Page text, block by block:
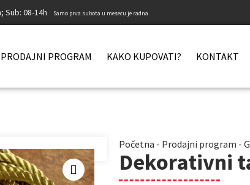
Sub: 08-14h Samo prva subota u mesecu je radna
PRODAJNI PROGRAM KAKO KUPOVATI? KONTAKT
Početna - Prodajni program -
Dekorativni